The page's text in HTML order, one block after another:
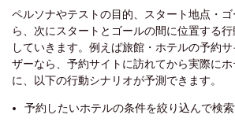
ペルソナやテストの目的、スタート地点・
ら、次にスタートとゴールの間に位置する
していきます。例えば旅館・ホテルの予約
ザーなら、予約サイトに訪れてから実際に
に、以下の行動シナリオが予測できます。
予約したいホテルの条件を絞り込んで検